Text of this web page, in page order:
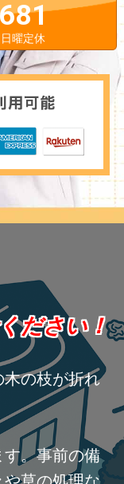
曜定休
ださい！
の枝が折れ
。事前の備